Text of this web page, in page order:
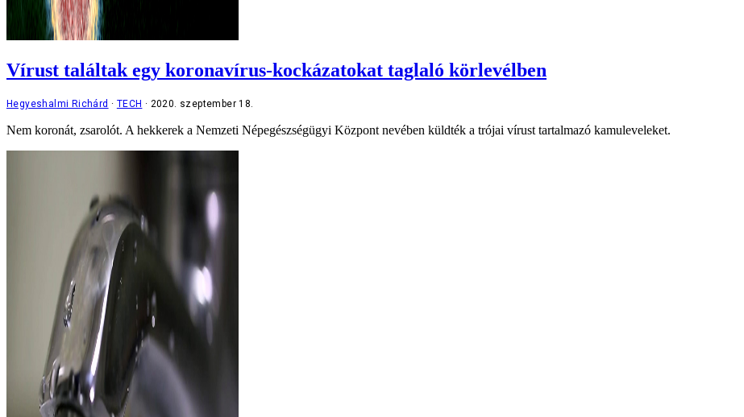
Vírust találtak egy koronavírus-kockázatokat taglaló körlevélben
Hegyeshalmi Richárd TECH 2020. szeptember 18.
Nem koronát, zsarolót. A hekkerek a Nemzeti Népegészségügyi Központ nevében küldték a trójai vírust tartalmazó kamuleveleket.